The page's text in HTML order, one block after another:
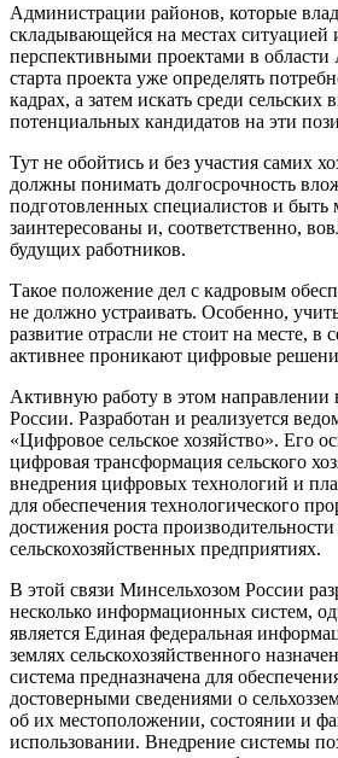
Администрации районов, которые
складывающейся на местах ситуацией
перспективными проектами в
старта проекта уже определять
кадрах, а затем искать среди сельских
потенциальных кандидатов на эти
Тут не обойтись и без участия самих
должны понимать долгосрочность
подготовленных специалистов и быть
заинтересованы и, соответственно,
будущих работников.
Такое положение дел с кадровым
не должно устраивать. Особенно,
развитие отрасли не стоит на месте, в
активнее проникают цифровые
Активную работу в этом направлении
России. Разработан и реализуется
«Цифровое сельское хозяйство». Его
цифровая трансформация сельского
внедрения цифровых технологий и
для обеспечения технологического
достижения роста производительности
сельскохозяйственных предприятиях.
В этой связи Минсельхозом России
несколько информационных систем,
является Единая федеральная
землях сельскохозяйственного
система предназначена для
достоверными сведениями о
об их местоположении, состоянии и
использовании. Внедрение системы